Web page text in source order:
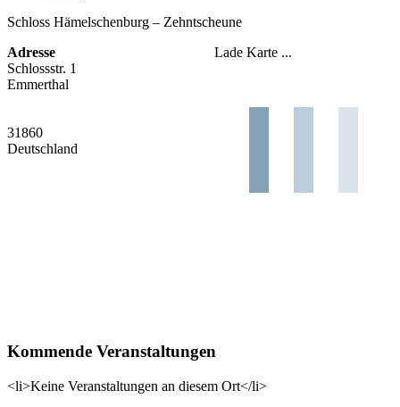
Schloss Hämelschenburg – Zehntscheune
Lade Karte ...
Adresse
Schlossstr. 1
Emmerthal
31860
Deutschland
Kommende Veranstaltungen
<li>Keine Veranstaltungen an diesem Ort</li>